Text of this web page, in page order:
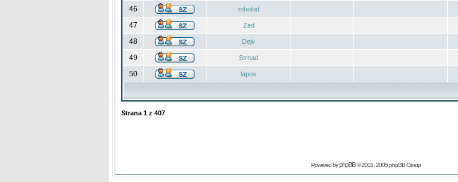
46
mholod
47
Zed
48
Dejv
49
Strnad
50
lapos
Strana 1 z 407
Powered byphpBB© 2001, 2005 phpBB Group